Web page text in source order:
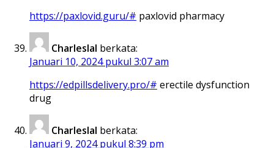
https://paxlovid.guru/# paxlovid pharmacy
Charleslal berkata:
Januari 10, 2024 pukul 3:07 am
https://edpillsdelivery.pro/# erectile dysfunction
drug
Charleslal berkata:
Januari 9, 2024 pukul 8:39 pm